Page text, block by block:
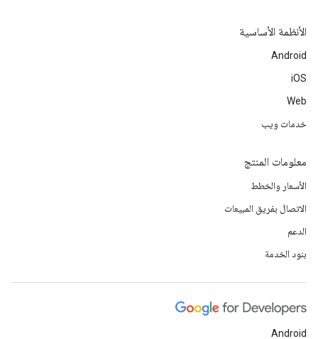
الأنظمة الأساسية
Android
iOS
Web
خدمات ويب
معلومات المنتج
الأسعار والخطط
الاتصال بفريق المبيعات
الدعم
بنود الخدمة
Android